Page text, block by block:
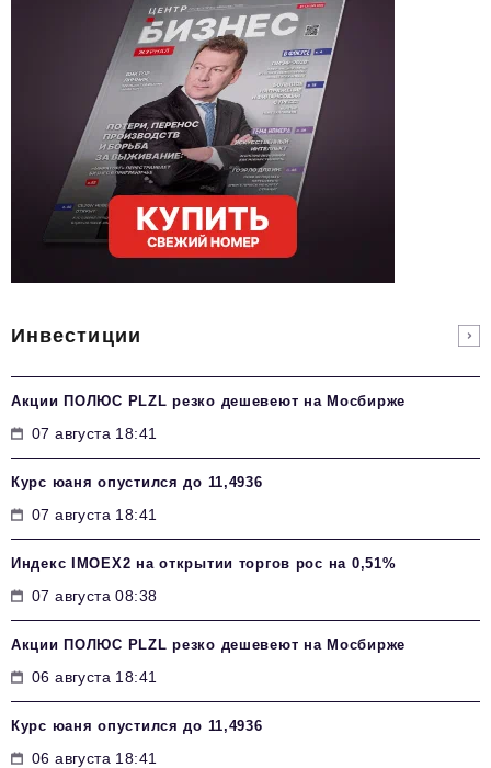
Инвестиции
Акции ПОЛЮС PLZL резко дешевеют на Мосбирже
07 августа 18:41
Курс юаня опустился до 11,4936
07 августа 18:41
Индекс IMOEX2 на открытии торгов рос на 0,51%
07 августа 08:38
Акции ПОЛЮС PLZL резко дешевеют на Мосбирже
06 августа 18:41
Курс юаня опустился до 11,4936
06 августа 18:41